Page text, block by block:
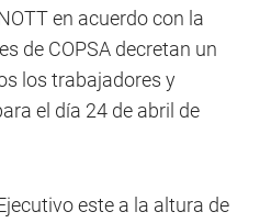
en acuerdo con la
de COPSA decretan un
los trabajadores y
el día 24 de abril de
este a la altura de